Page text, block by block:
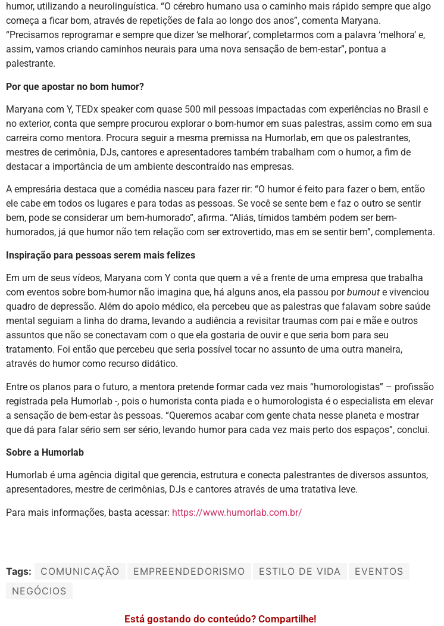
humor, utilizando a neurolinguística. “O cérebro humano usa o caminho mais rápido sempre que algo
começa a ficar bom, através de repetições de fala ao longo dos anos”, comenta Maryana.
“Precisamos reprogramar e sempre que dizer ‘se melhorar’, completarmos com a palavra ‘melhora’ e,
assim, vamos criando caminhos neurais para uma nova sensação de bem-estar”, pontua a
palestrante.
Por que apostar no bom humor?
Maryana com Y, TEDx speaker com quase 500 mil pessoas impactadas com experiências no Brasil e
no exterior, conta que sempre procurou explorar o bom-humor em suas palestras, assim como em sua
carreira como mentora. Procura seguir a mesma premissa na Humorlab, em que os palestrantes,
mestres de cerimônia, DJs, cantores e apresentadores também trabalham com o humor, a fim de
destacar a importância de um ambiente descontraído nas empresas.
A empresária destaca que a comédia nasceu para fazer rir: “O humor é feito para fazer o bem, então
ele cabe em todos os lugares e para todas as pessoas. Se você se sente bem e faz o outro se sentir
bem, pode se considerar um bem-humorado”, afirma. “Aliás, tímidos também podem ser bem-
humorados, já que humor não tem relação com ser extrovertido, mas em se sentir bem”, complementa.
Inspiração para pessoas serem mais felizes
Em um de seus vídeos, Maryana com Y conta que quem a vê a frente de uma empresa que trabalha
com eventos sobre bom-humor não imagina que, há alguns anos, ela passou porburnout e vivenciou
quadro de depressão. Além do apoio médico, ela percebeu que as palestras que falavam sobre saúde
mental seguiam a linha do drama, levando a audiência a revisitar traumas com pai e mãe e outros
assuntos que não se conectavam com o que ela gostaria de ouvir e que seria bom para seu
tratamento. Foi então que percebeu que seria possível tocar no assunto de uma outra maneira,
através do humor como recurso didático.
Entre os planos para o futuro, a mentora pretende formar cada vez mais “humorologistas” – profissão
registrada pela Humorlab -, pois o humorista conta piada e o humorologista é o especialista em elevar
a sensação de bem-estar às pessoas. “Queremos acabar com gente chata nesse planeta e mostrar
que dá para falar sério sem ser sério, levando humor para cada vez mais perto dos espaços”, conclui.
Sobre a Humorlab
Humorlab é uma agência digital que gerencia, estrutura e conecta palestrantes de diversos assuntos,
apresentadores, mestre de cerimônias, DJs e cantores através de uma tratativa leve.
Para mais informações, basta acessar: https://www.humorlab.com.br/
Tags: COMUNICAÇÃO EMPREENDEDORISMO ESTILO DE VIDA
EVENTOS
NEGÓCIOS
Está gostando do conteúdo? Compartilhe!